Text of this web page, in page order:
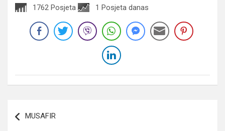
1762 Posjeta
1 Posjeta danas
članaka
MUSAFIR